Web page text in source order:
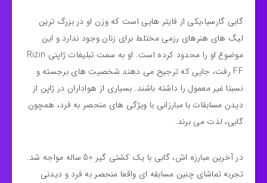
گابی گارسیا،یکی از فایتر هایی است که وزن او در بزرگ ترین
لیگ‌ های هنرهای رزمی مختلط برای زنان وجود ندارد و این
موضوع او را محدود کرده است. او به سمت تبلیغات ژاپنی Rizin
FF رفت، جایی که ترجیح می‌ دهند شخصیت‌ های برجسته و
نسبتا غیر معمول را داشته باشند. بسیاری از هواداران در ژاپن از
دیدن مسابقات با مبارزانی با ویژگی‌ های منحصر به فرد، همچون
گابی، لذت می‌ برند.
در آخرین مبارزه‌ اش، گابی با یک کشتی‌ گیر 50 ساله مواجه شد.
تجربه‌ تماشای چنین مسابقه‌ ای واقعا منحصر به فرد و دیدنی